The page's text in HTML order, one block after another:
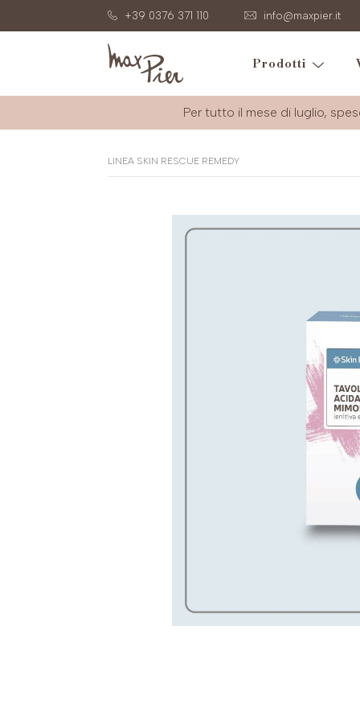
+39 0376 371 110 info@maxpier.it
Prodotti
Per tutto il mese di luglio,
LINEA SKIN RESCUE REMEDY